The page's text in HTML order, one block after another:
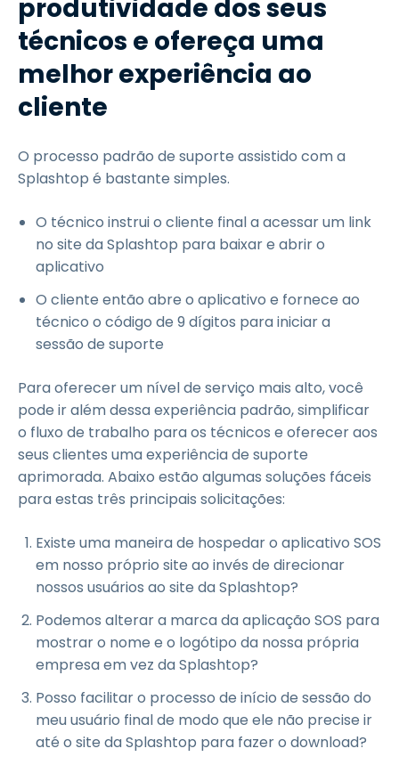
produtividade dos seus
técnicos e ofereça uma
melhor experiência ao
cliente
O processo padrão de suporte assistido com a
Splashtop é bastante simples.
O técnico instrui o cliente final a acessar um link
no site da Splashtop para baixar e abrir o
aplicativo
O cliente então abre o aplicativo e fornece ao
técnico o código de 9 dígitos para iniciar a
sessão de suporte
Para oferecer um nível de serviço mais alto, você
pode ir além dessa experiência padrão, simplificar
o fluxo de trabalho para os técnicos e oferecer aos
seus clientes uma experiência de suporte
aprimorada. Abaixo estão algumas soluções fáceis
para estas três principais solicitações:
Existe uma maneira de hospedar o aplicativo SOS
em nosso próprio site ao invés de direcionar
nossos usuários ao site da Splashtop?
Podemos alterar a marca da aplicação SOS para
mostrar o nome e o logótipo da nossa própria
empresa em vez da Splashtop?
Posso facilitar o processo de início de sessão do
meu usuário final de modo que ele não precise ir
até o site da Splashtop para fazer o download?